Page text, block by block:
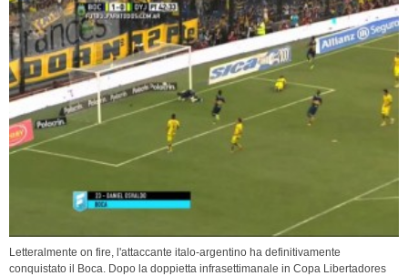
Letteralmente on fire, l'attaccante italo-argentino ha definitivamente
conquistato il Boca. Dopo la doppietta infrasettimanale in Copa Libertadores